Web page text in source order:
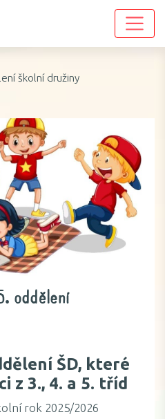
školní družiny
oddělení
ŠD, které
z 3., 4. a 5. tříd
2026